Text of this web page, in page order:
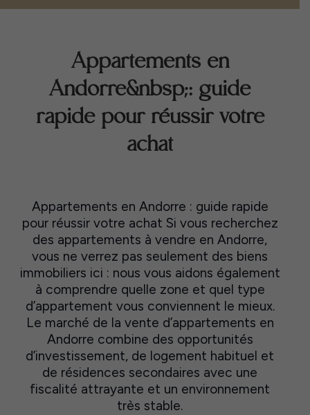
Appartements en
Andorre&nbsp;: guide
rapide pour réussir votre
achat
Appartements en Andorre : guide rapide
pour réussir votre achat Si vous recherchez
des appartements à vendre en Andorre,
vous ne verrez pas seulement des biens
immobiliers ici : nous vous aidons également
à comprendre quelle zone et quel type
d’appartement vous conviennent le mieux.
Le marché de la vente d’appartements en
Andorre combine des opportunités
d’investissement, de logement habituel et
de résidences secondaires avec une
fiscalité attrayante et un environnement
très stable.